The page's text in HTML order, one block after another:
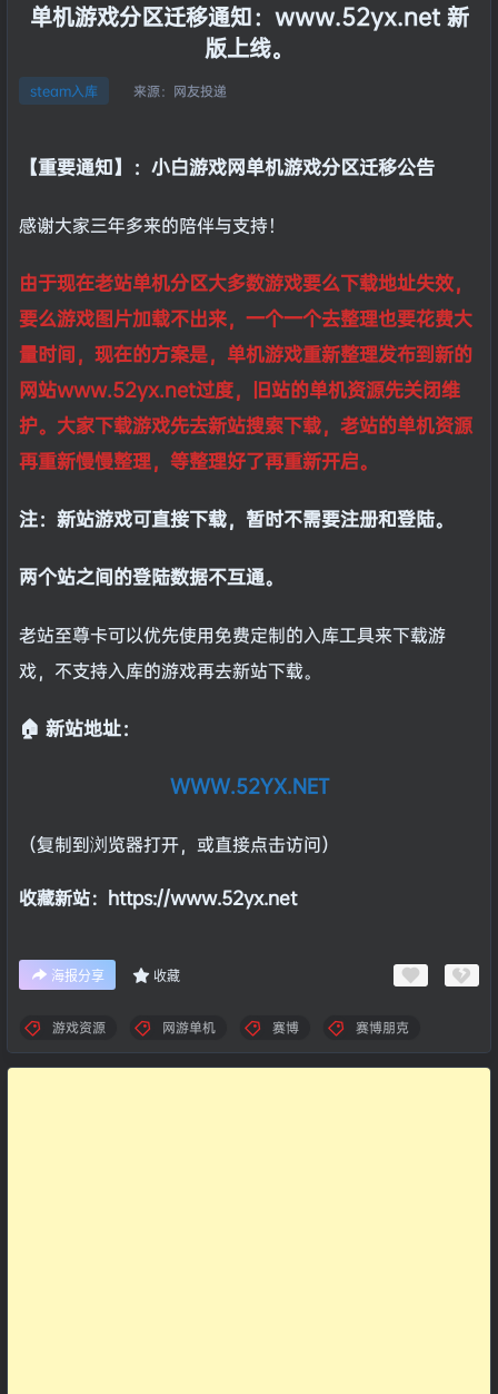
单机游戏分区迁移通知：www.52yx.net 新
版上线。
steam入库 来源： 网友投递
【重要通知】：小白游戏网单机游戏分区迁移公告
感谢大家三年多来的陪伴与支持！
由于现在老站单机分区大多数游戏要么下载地址失效，
要么游戏图片加载不出来，一个一个去整理也要花费大
量时间，现在的方案是，单机游戏重新整理发布到新的
网站www.52yx.net过度，旧站的单机资源先关闭维
护。大家下载游戏先去新站搜索下载，老站的单机资源
再重新慢慢整理，等整理好了再重新开启。
注：新站游戏可直接下载，暂时不需要注册和登陆。
两个站之间的登陆数据不互通。
老站至尊卡可以优先使用免费定制的入库工具来下载游
戏，不支持入库的游戏再去新站下载。
🏠 新站地址：
WWW.52YX.NET
（复制到浏览器打开，或直接点击访问）
收藏新站：https://www.52yx.net
海报分享 收藏
游戏资源 网游单机 赛博 赛博朋克